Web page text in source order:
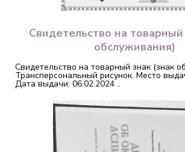
Свидетельство на товарный
обслуживания)
Свидетельство на товарный знак (знак
Трансперсональный рисунок. Место
Дата выдачи: 06.02.2024 ..